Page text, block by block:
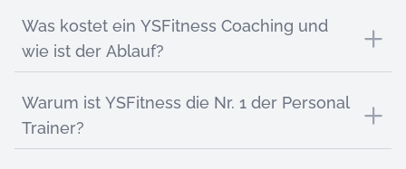
Was kostet ein YSFitness Coaching und
wie ist der Ablauf?
Warum ist YSFitness die Nr. 1 der Personal
Trainer?